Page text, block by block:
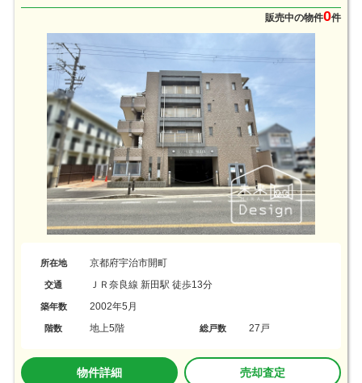
販売中の物件0件
所在地 京都府宇治市開町
交通 ＪＲ奈良線 新田駅 徒歩13分
築年数 2002年5月
階数 地上5階 総戸数 27戸
物件詳細 売却査定